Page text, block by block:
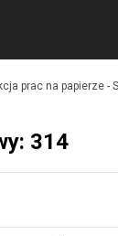
prac na papierze -
314